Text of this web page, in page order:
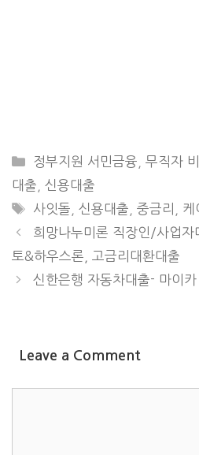
CATEGORIES
정부지원 서민금융 ,무직자
대출
신용대출
TAGS
사잇돌 ,신용대출 ,중금리
케
희망나누미론 직장인/사업
토&하우스론, 고금리대환대출
신한은행 자동차대출- 마이
Leave a Comment